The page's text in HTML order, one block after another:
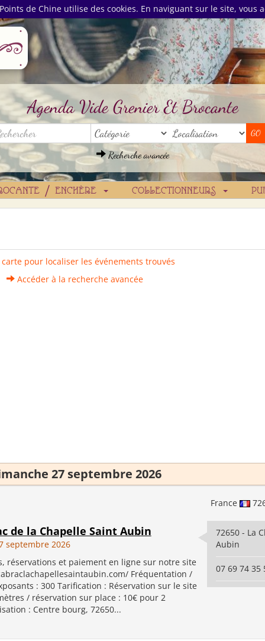
de Chine utilise des cookies. En naviguant sur le site, vous
Agenda Vide Grenier Et Brocante
Recherche avancée
/ ENCHÈRE COLLECTIONNEURS
pour localiser les événements trouvés
Accéder à la recherche avancée
27 septembre 2026
France
de la Chapelle Saint Aubin
septembre 2026
réservations et paiement en ligne sur notre site
Fréquentation /
: 300 Tarification : Réservation sur le site
/ réservation sur place : 10€ pour 2
: Centre bourg, 72650...
72650 - La
Aubin
07 69 74 35